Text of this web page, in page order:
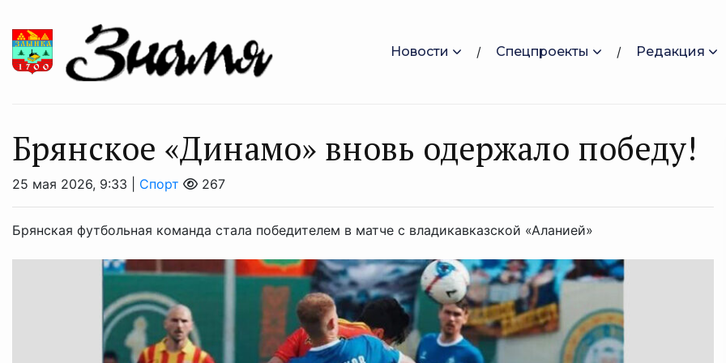
Новости Спецпроекты Редакция
Брянское «Динамо» вновь одержало победу!
25 мая 2026, 9:33 | Спорт 267
Брянская футбольная команда стала победителем в матче с владикавказской «Аланией»